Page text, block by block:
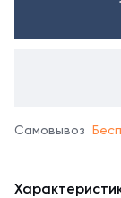
Самовывоз